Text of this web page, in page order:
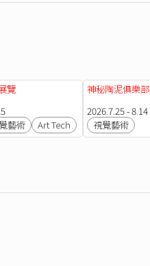
覽
藝術 Art Tech
神秘陶泥俱樂部
2026.7.25 - 8.14
視覺藝術